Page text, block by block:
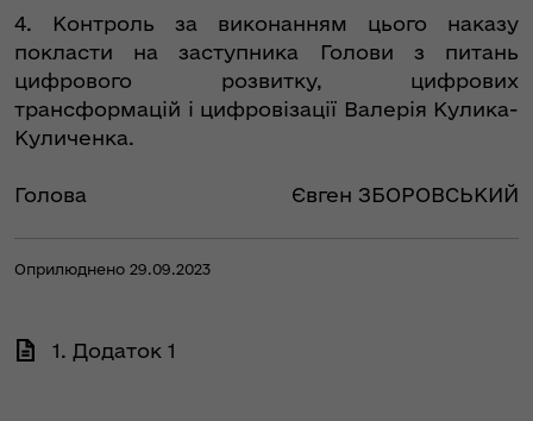
4. Контроль за виконанням цього наказу
покласти на заступника Голови з питань
цифрового розвитку, цифрових
трансформацій і цифровізації Валерія Кулика-
Куличенка.
Голова Євген ЗБОРОВСЬКИЙ
Оприлюднено 29.09.2023
1. Додаток 1